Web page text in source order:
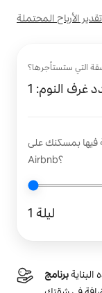
الأرباح المحتملة
التي ستستأجرها؟
غرف النوم: 1
فيها بمسكنك على
Airbnb؟
1 ليلة
البناية